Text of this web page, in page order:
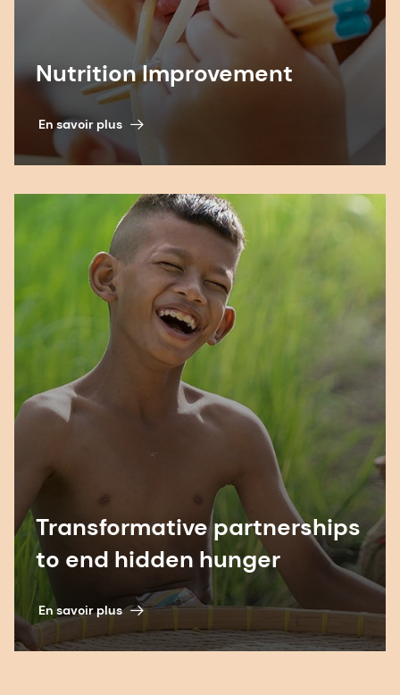
Nutrition Improvement
En savoir plus
Transformative partnerships
to end hidden hunger
En savoir plus